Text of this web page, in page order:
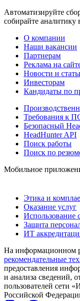
Автоматизируйте
собирайте аналитику
О компании
Наши вакансии
Партнерам
Реклама на
Новости и
Инвесторам
Кандидаты по
Требования к
Безопасный
HeadHunter API
Поиск работы
Поиск по
Мобильное
Этика и
Оказание услуг
Использование
Защита
ИТ
На информационном
рекомендательные
предоставления
и анализа сведений,
пользователей сети
Российской